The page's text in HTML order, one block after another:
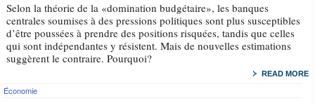
Selon la théorie de la «domination budgétaire», les banques
centrales soumises à des pressions politiques sont plus susceptibles
d’être poussées à prendre des positions risquées, tandis que celles
qui sont indépendantes y résistent. Mais de nouvelles estimations
suggèrent le contraire. Pourquoi?
READ MORE
Économie